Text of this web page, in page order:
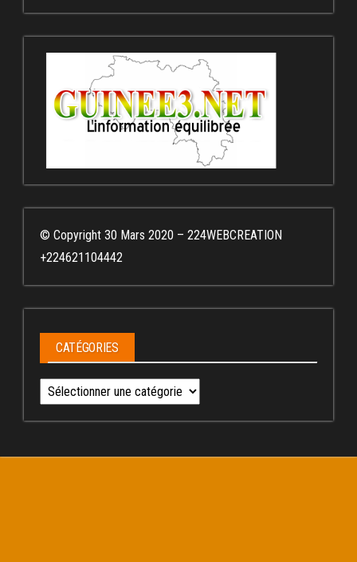
© Copyright 30 Mars 2020 – 224WEBCREATION
+224621104442
CATÉGORIES
Catégories